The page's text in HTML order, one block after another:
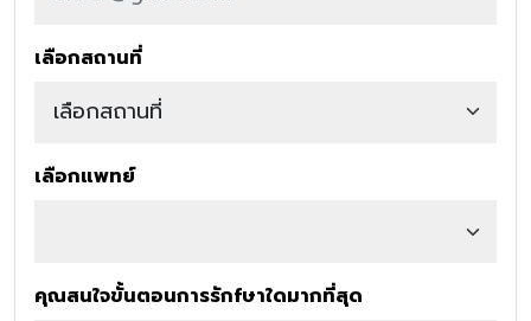
เลือกสถานที่
เลือกแพทย์
คุณสนใจขั้นตอนการรักfษาใดมากที่สุด